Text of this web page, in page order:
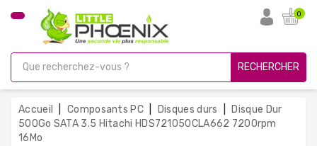
CATÉGORIE
Gamer
Unités
Centrales
Reconditionnées
0
RECHERCHER
Accueil Composants PC Disques durs
Disque Dur
500Go SATA 3.5 Hitachi HDS721050CLA662 7200rpm
16Mo